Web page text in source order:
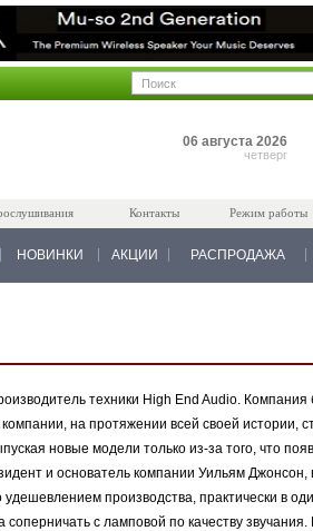
06 августа 2026
четверг
Контакты Режим работы
НОВИНКИ АКЦИИ РАСПРОДАЖА
техники High End Audio.
на протяжении всей своей истории,
новые модели только из-за того, что
и основатель компании Уильям Джонсон,
производства, практически в
с ламповой по качеству звучания.